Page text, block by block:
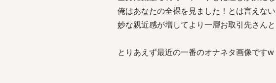
俺はあなたの全裸を見ました！とは言えな
妙な親近感が増してより一層お取引先さん
とりあえず最近の一番のオナネタ画像ですw